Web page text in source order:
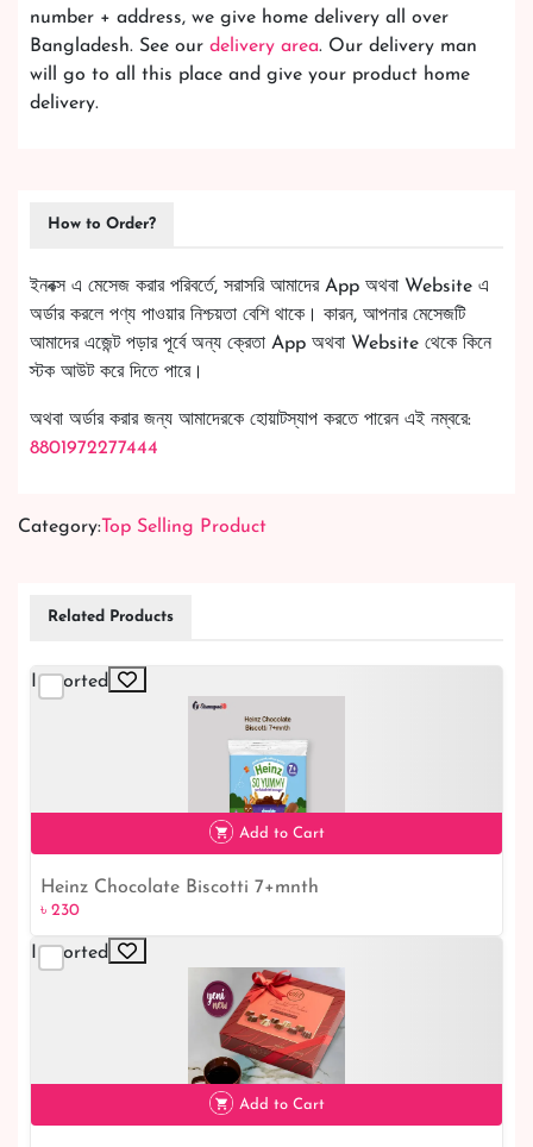
number + address, we give home delivery all over
Bangladesh. See our delivery area. Our delivery man
will go to all this place and give your product home
delivery.
How to Order?
ইনবক্স এ মেসেজ করার পরিবর্তে, সরাসরি আমাদের App অথবা Website এ
অর্ডার করলে পণ্য পাওয়ার নিশ্চয়তা বেশি থাকে। কারন, আপনার মেসেজটি
আমাদের এজেন্ট পড়ার পূর্বে অন্য ক্রেতা App অথবা Website থেকে কিনে
স্টক আউট করে দিতে পারে।
অথবা অর্ডার করার জন্য আমাদেরকে হোয়াটস্যাপ করতে পারেন এই নম্বরে:
8801972277444
Category: Top Selling Product
Related Products
Imported
৳ 230
Add to Cart
Heinz Chocolate Biscotti 7+mnth
৳ 230
Imported
Add to Cart